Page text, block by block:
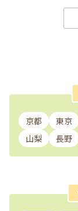
京都 東京
山梨
長野